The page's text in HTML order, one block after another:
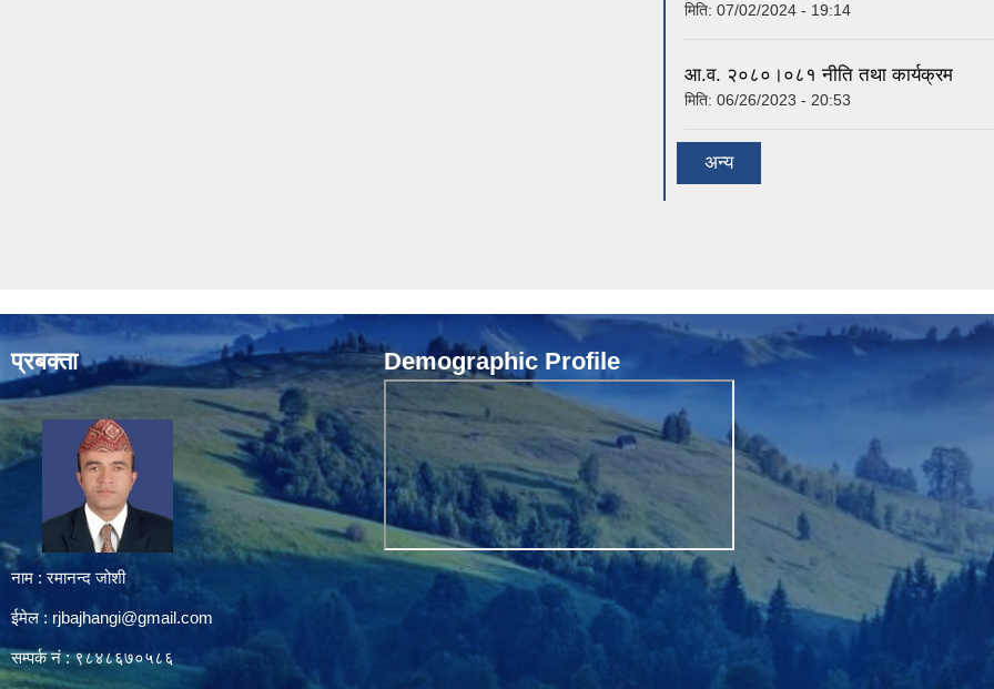
मिति: 07/02/2024 - 19:14
आ.व. २०८०।०८१ नीति तथा कार्यक्रम
मिति: 06/26/2023 - 20:53
अन्य
प्रबक्ता
नाम : रमानन्द जोशी
ईमेल :rjbajhangi@gmail.com
सम्पर्क नं : ९८४८६७०५८६
Demographic Profile